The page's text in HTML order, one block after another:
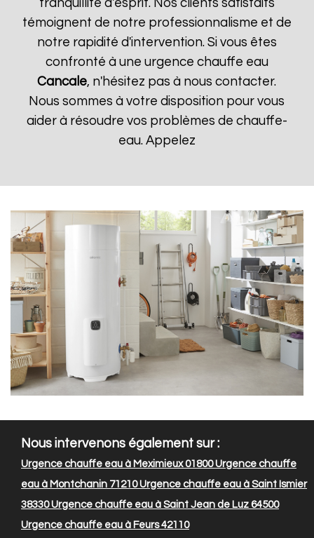
tranquillité d'esprit. Nos clients satisfaits
témoignent de notre professionnalisme et de
notre rapidité d'intervention. Si vous êtes
confronté à une urgence chauffe eau
Cancale, n'hésitez pas à nous contacter.
Nous sommes à votre disposition pour vous
aider à résoudre vos problèmes de chauffe-
eau. Appelez
Nous intervenons également sur :
Urgence chauffe eau à Meximieux 01800Urgence chauffe
eau à Montchanin 71210Urgence chauffe eau à Saint Ismier
38330Urgence chauffe eau à Saint Jean de Luz 64500
Urgence chauffe eau à Feurs 42110